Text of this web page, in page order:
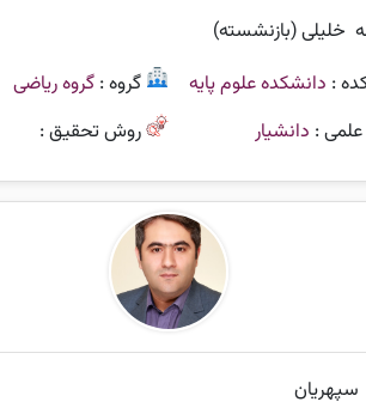
خلیلی (بازنشسته)
: دانشکده علوم پایه گروه :گروه ریاضی
علمی : دانشیار روش تحقیق :
سپهریان